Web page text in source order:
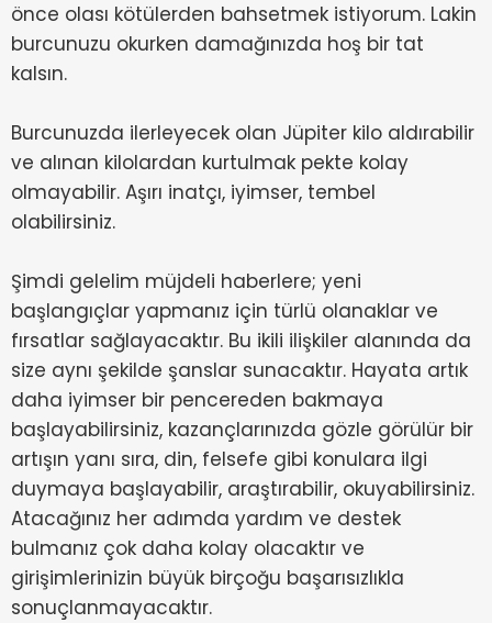
önce olası kötülerden bahsetmek istiyorum. Lakin
burcunuzu okurken damağınızda hoş bir tat
kalsın.
Burcunuzda ilerleyecek olan Jüpiter kilo aldırabilir
ve alınan kilolardan kurtulmak pekte kolay
olmayabilir. Aşırı inatçı, iyimser, tembel
olabilirsiniz.
Şimdi gelelim müjdeli haberlere; yeni
başlangıçlar yapmanız için türlü olanaklar ve
fırsatlar sağlayacaktır. Bu ikili ilişkiler alanında da
size aynı şekilde şanslar sunacaktır. Hayata artık
daha iyimser bir pencereden bakmaya
başlayabilirsiniz, kazançlarınızda gözle görülür bir
artışın yanı sıra, din, felsefe gibi konulara ilgi
duymaya başlayabilir, araştırabilir, okuyabilirsiniz.
Atacağınız her adımda yardım ve destek
bulmanız çok daha kolay olacaktır ve
girişimlerinizin büyük birçoğu başarısızlıkla
sonuçlanmayacaktır.